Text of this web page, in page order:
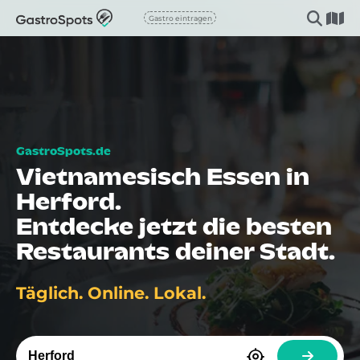
Gastro eintragen
Vietnamesisch Essen in
Herford.
Entdecke jetzt die besten
Restaurants deiner Stadt.
Täglich. Online. Lokal.
